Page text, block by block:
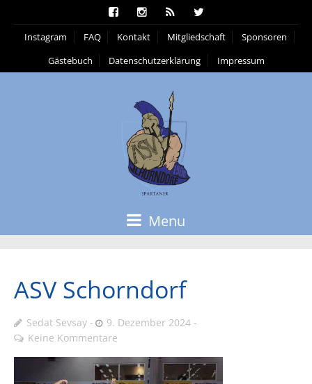
Instagram FAQ Kontakt Mitgliedschaft
Sponsoren
Gästebuch
Datenschutzerklärung Impressum
Menu
ASV Schorndorf
Sedat Sevsay
9. Dezember 2024
Keine Kommentare